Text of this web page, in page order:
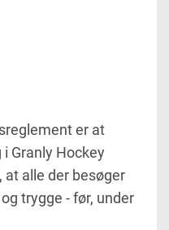
er at
Granly Hockey
alle der besøger
trygge - før, under